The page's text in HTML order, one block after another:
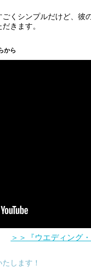
くシンプルだけど、彼
きます。
から
＞＞『ウエディング
します！